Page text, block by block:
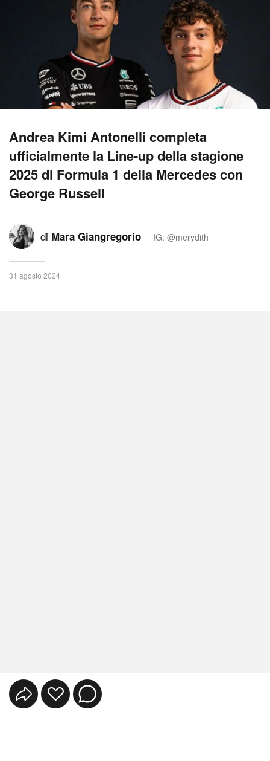
Andrea Kimi Antonelli completa
ufficialmente la Line-up della stagione
2025 di Formula 1 della Mercedes con
George Russell
di Mara Giangregorio IG: @merydith__
31 agosto 2024